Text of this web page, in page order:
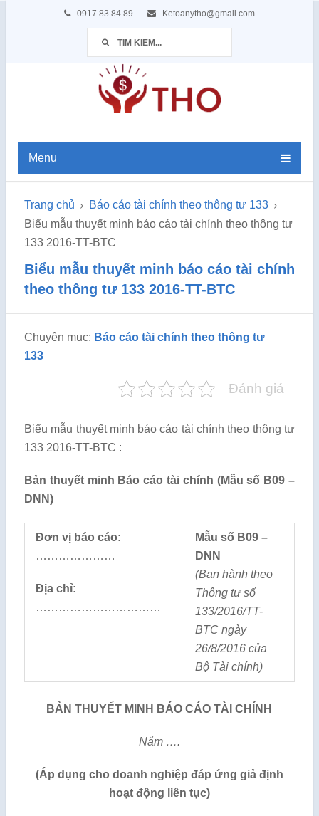
0917 83 84 89 Ketoanytho@gmail.com
Menu
Trang chủ
Báo cáo tài chính theo thông tư 133
Biểu mẫu thuyết minh báo cáo tài chính theo thông tư
133 2016-TT-BTC
Biểu mẫu thuyết minh báo cáo tài chính
theo thông tư 133 2016-TT-BTC
Chuyên mục: Báo cáo tài chính theo thông tư
133
Đánh giá
Biểu mẫu thuyết minh báo cáo tài chính theo thông tư
133 2016-TT-BTC :
Bản thuyết minh Báo cáo tài chính (Mẫu số B09 –
DNN)
Đơn vịbáo cáo:
…………………
Địa chỉ:
……………………………
Mẫu số B09 –
DNN
(Ban hành theo
Thông tư số
133/2016/TT-
BTC ngày
26/8/2016 của
Bộ Tài chính)
BẢN THUYẾT MINH BÁO CÁO TÀI CHÍNH
Năm ….
(Áp dụng cho doanh nghiệp đáp ứng giả định
hoạt động liên tục)